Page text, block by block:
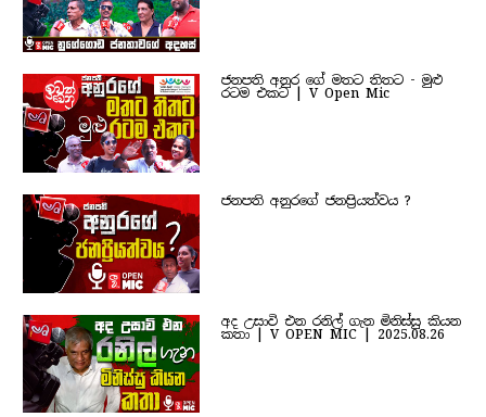
ජනපති අනුර ගේ මතට තිතට - මුළු
රටම එකට | V Open Mic
ජනපති අනුරගේ ජනප්‍රියත්වය ?
අද උසාවි එන රනිල් ගැන මිනිස්සු කියන
කතා | V OPEN MIC | 2025.08.26